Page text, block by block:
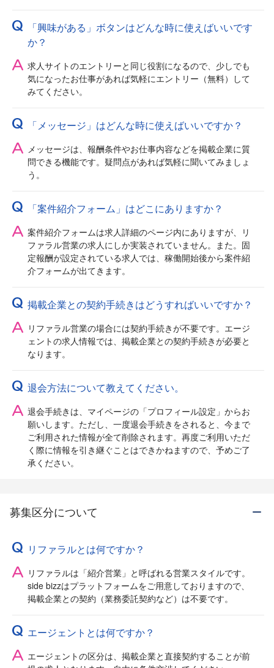
「興味がある」ボタンはどんな時に使えばいいです
か？
求人サイトのエントリーと同じ役割になるので、少しでも
気になったお仕事があれば気軽にエントリー（無料）して
みてください。
「メッセージ」はどんな時に使えばいいですか？
メッセージは、報酬条件やお仕事内容などを掲載企業に質
問できる機能です。疑問点があれば気軽に聞いてみましょ
う。
「案件紹介フォーム」はどこにありますか？
案件紹介フォームは求人詳細のページ内にありますが、リ
ファラル営業の求人にしか実装されていません。また。固
定報酬が設定されている求人では、稼働開始後から案件紹
介フォームが出てきます。
掲載企業との契約手続きはどうすればいいですか？
リファラル営業の場合には契約手続きが不要です。エージ
ェントの求人情報では、掲載企業との契約手続きが必要と
なります。
退会方法について教えてください。
退会手続きは、マイページの「プロフィール設定」からお
願いします。ただし、一度退会手続きをされると、今まで
ご利用された情報が全て削除されます。再度ご利用いただ
く際に情報を引き継ぐことはできかねますので、予めご了
承ください。
募集区分について
リファラルとは何ですか？
リファラルは「紹介営業」と呼ばれる営業スタイルです。
side bizzはプラットフォームをご用意しておりますので、
掲載企業との契約（業務委託契約など）は不要です。
エージェントとは何ですか？
エージェントの区分は、掲載企業と直接契約することが前